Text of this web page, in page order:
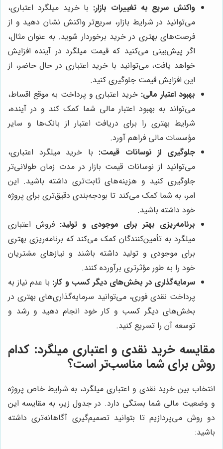
واکنش سریع به تغییرات بازار: با خرید میلگرد اعتباری،
می‌توانید در شرایط بازار، سریع‌تر واکنش نشان دهید و از
فرصت‌های بهتری در خرید برخوردار شوید. به عنوان مثال،
اگر پیش‌بینی می‌کنید که قیمت میلگرد در آینده افزایش
خواهد یافت، می‌توانید با خرید اعتباری در حال حاضر، از
این افزایش قیمت جلوگیری کنید.
بهبود اعتبار مالی: خرید اعتباری و پرداخت به موقع اقساط،
می‌تواند به بهبود اعتبار مالی شما کمک کند و در آینده،
شرایط بهتری را برای دریافت اعتبار از بانک‌ها و سایر
مؤسسات مالی فراهم آورد.
جلوگیری از نوسانات قیمت: با خرید میلگرد اعتباری،
می‌توانید از نوسانات قیمت بازار در مدت زمان طولانی‌تر
جلوگیری کنید و هزینه‌های ثابت‌تری داشته باشید. این
امر، به شما کمک می‌کند تا بودجه‌بندی دقیق‌تری برای پروژه
خود داشته باشید.
برنامه‌ریزی بهتر برای موجودی و تولید: فروش اعتباری
میلگرد به تأمین‌کنندگان کمک می‌کند که برنامه‌ریزی بهتری
برای موجودی و تولید داشته باشند و نیازهای مشتریان
خود را به طور مؤثرتری برآورده کنند.
سرمایه‌گذاری در بخش‌های دیگر کسب و کار: با عدم نیاز به
پرداخت نقدی فوری، می‌توانید سرمایه‌گذاری‌های بهتری در
بخش‌های دیگر کسب و کار خود انجام دهید و رشد و
توسعه آن را تسریع کنید.
مقایسه خرید نقدی و اعتباری میلگرد: کدام
روش برای شما مناسب‌تر است؟
انتخاب بین خرید نقدی و اعتباری میلگرد، به شرایط خاص پروژه
و وضعیت مالی شما بستگی دارد. در جدول زیر، به مقایسه این
دو روش می‌پردازیم تا بتوانید تصمیم‌گیری آگاهانه‌تری داشته
باشید: